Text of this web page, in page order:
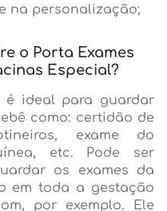
na personalização;
o Porta Exames
Especial?
é ideal para guardar
como: certidão de
exame do
etc. Pode ser
os exames da
em toda a gestação
por exemplo. Ele